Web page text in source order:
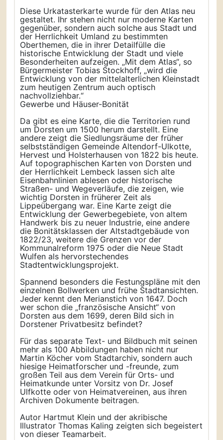
Diese Urkatasterkarte wurde für den Atlas neu
gestaltet. Ihr stehen nicht nur moderne Karten
gegenüber, sondern auch solche aus Stadt und
der Herrlichkeit Umland zu bestimmten
Oberthemen, die in ihrer Detailfülle die
historische Entwicklung der Stadt und viele
Besonderheiten aufzeigen. „Mit dem Atlas“, so
Bürgermeister Tobias Stockhoff, „wird die
Entwicklung von der mittelalterlichen Kleinstadt
zum heutigen Zentrum auch optisch
nachvollziehbar.“
Gewerbe und Häuser-Bonität
Da gibt es eine Karte, die die Territorien rund
um Dorsten um 1500 herum darstellt. Eine
andere zeigt die Siedlungsräume der früher
selbstständigen Gemeinde Altendorf-Ulkotte,
Hervest und Holsterhausen von 1822 bis heute.
Auf topographischen Karten von Dorsten und
der Herrlichkeit Lembeck lassen sich alte
Eisenbahnlinien ablesen oder historische
Straßen- und Wegeverläufe, die zeigen, wie
wichtig Dorsten in früherer Zeit als
Lippeübergang war. Eine Karte zeigt die
Entwicklung der Gewerbegebiete, von altem
Handwerk bis zu neuer Industrie, eine andere
die Bonitätsklassen der Altstadtgebäude von
1822/23, weitere die Grenzen vor der
Kommunalreform 1975 oder die Neue Stadt
Wulfen als hervorstechendes
Stadtentwicklungsprojekt.
Spannend besonders die Festungspläne mit den
einzelnen Bollwerken und frühe Stadtansichten.
Jeder kennt den Merianstich von 1647. Doch
wer schon die „französische Ansicht“ von
Dorsten aus dem 1699, deren Bild sich in
Dorstener Privatbesitz befindet?
Für das separate Text- und Bildbuch mit seinen
mehr als 100 Abbildungen haben nicht nur
Martin Köcher vom Stadtarchiv, sondern auch
hiesige Heimatforscher und -freunde, zum
großen Teil aus dem Verein für Orts- und
Heimatkunde unter Vorsitz von Dr. Josef
Ulfkotte oder von Heimatvereinen, aus ihren
Archiven Dokumente beitragen.
Autor Hartmut Klein und der akribische
Illustrator Thomas Kaling zeigten sich begeistert
von dieser Teamarbeit.